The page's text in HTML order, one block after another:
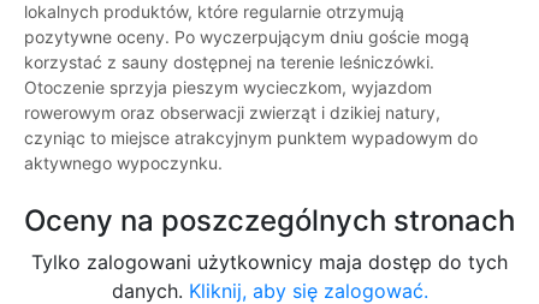
lokalnych produktów, które regularnie otrzymują
pozytywne oceny. Po wyczerpującym dniu goście mogą
korzystać z sauny dostępnej na terenie leśniczówki.
Otoczenie sprzyja pieszym wycieczkom, wyjazdom
rowerowym oraz obserwacji zwierząt i dzikiej natury,
czyniąc to miejsce atrakcyjnym punktem wypadowym do
aktywnego wypoczynku.
Oceny na poszczególnych stronach
Tylko zalogowani użytkownicy maja dostęp do tych
danych. Kliknij, aby się zalogować.